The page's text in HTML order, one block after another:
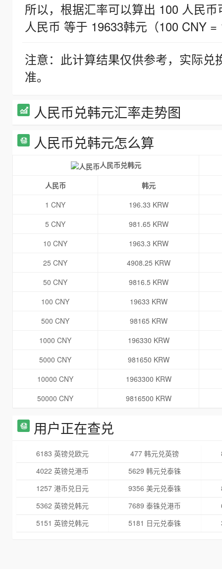
所以，根据汇率可以算出 100 人民
人民币 等于 19633韩元（100 CNY =
注意：此计算结果仅供参考，实际
准。
人民币兑韩元汇率走势图
人民币兑韩元怎么算
人民币兑韩元
人民币
韩元
1 CNY
196.33 KRW
5 CNY
981.65 KRW
10 CNY
1963.3 KRW
25 CNY
4908.25 KRW
50 CNY
9816.5 KRW
100 CNY
19633 KRW
500 CNY
98165 KRW
1000 CNY
196330 KRW
5000 CNY
981650 KRW
10000 CNY
1963300 KRW
50000 CNY
9816500 KRW
用户正在查兑
6183 英镑兑欧元 477 韩元兑英镑
4022 英镑兑港币
5629 韩元兑泰铢
1257 港币兑日元
9356 美元兑泰铢
5362 英镑兑韩元
7689 泰铢兑港币
5151 英镑兑韩元
5181 日元兑泰铢